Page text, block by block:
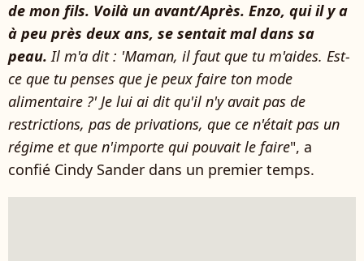
de mon fils. Voilà un avant/Après. Enzo, qui il y a
à peu près deux ans, se sentait mal dans sa
peau. Il m'a dit : 'Maman, il faut que tu m'aides. Est-
ce que tu penses que je peux faire ton mode
alimentaire ?' Je lui ai dit qu'il n'y avait pas de
restrictions, pas de privations, que ce n'était pas un
régime et que n'importe qui pouvait le faire", a
confié Cindy Sander dans un premier temps.